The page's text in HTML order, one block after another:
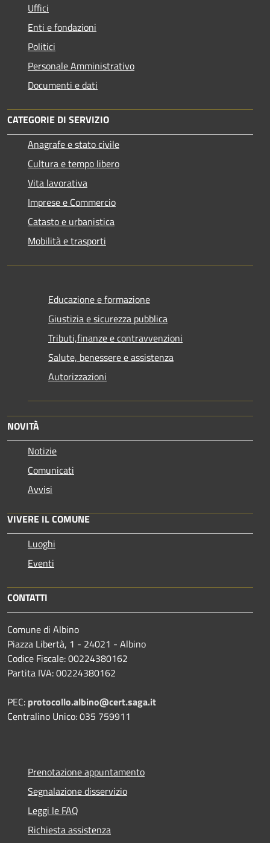
Uffici
Enti e fondazioni
Politici
Personale Amministrativo
Documenti e dati
CATEGORIE DI SERVIZIO
Anagrafe e stato civile
Cultura e tempo libero
Vita lavorativa
Imprese e Commercio
Catasto e urbanistica
Mobilità e trasporti
Educazione e formazione
Giustizia e sicurezza pubblica
Tributi,finanze e contravvenzioni
Salute, benessere e assistenza
Autorizzazioni
NOVITÀ
Notizie
Comunicati
Avvisi
VIVERE IL COMUNE
Luoghi
Eventi
CONTATTI
Comune di Albino
Piazza Libertà, 1 - 24021 - Albino
Codice Fiscale: 00224380162
Partita IVA: 00224380162
PEC: protocollo.albino@cert.saga.it
Centralino Unico: 035 759911
Prenotazione appuntamento
Segnalazione disservizio
Leggi le FAQ
Richiesta assistenza